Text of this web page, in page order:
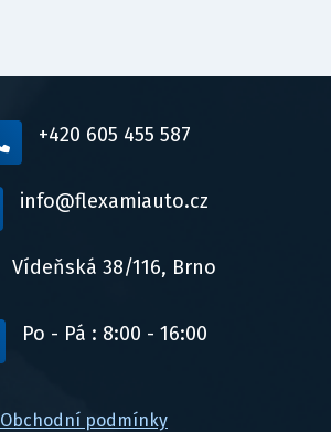
+420 605 455 587
info@flexamiauto.cz
Vídeňská 38/116, Brno
Po - Pá : 8:00 - 16:00
Obchodní podmínky